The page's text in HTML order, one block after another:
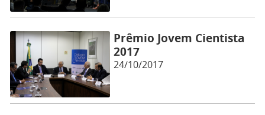
Prêmio Jovem Cientista
2017
24/10/2017